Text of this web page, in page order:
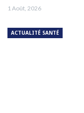
1 Août, 2026
ACTUALITÉ SANTÉ